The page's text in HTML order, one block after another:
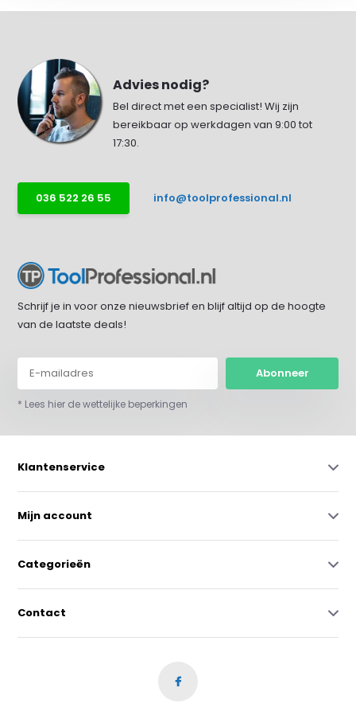
Advies nodig?
Bel direct met een specialist! Wij zijn
bereikbaar op werkdagen van 9:00 tot
17:30.
036 522 26 55 info@toolprofessional.nl
Schrijf je in voor onze nieuwsbrief en blijf altijd op de hoogte
van de laatste deals!
Abonneer
* Lees hier de wettelijke beperkingen
Klantenservice
Mijn account
Categorieën
Contact